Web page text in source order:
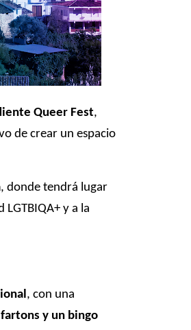
Queer Fest,
de crear un espacio
, donde tendrá lugar
y a la
, con una
y un bingo